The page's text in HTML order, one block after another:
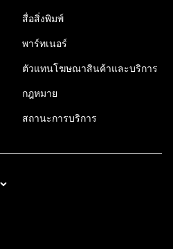
สื่อสิ่งพิมพ์
พาร์ทเนอร์
ตัวแทนโฆษณาสินค้าและบริการ
กฎหมาย
สถานะการบริการ